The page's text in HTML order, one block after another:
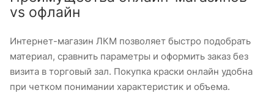
vs офлайн
Интернет-магазин ЛКМ позволяет быстро подобрать
материал, сравнить параметры и оформить заказ без
визита в торговый зал. Покупка краски онлайн удобна
при четком понимании характеристик и объема.